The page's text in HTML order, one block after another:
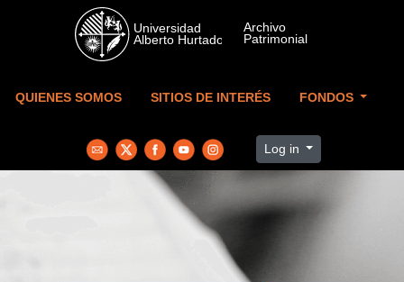
Skip to main content
QUIENES SOMOS SITIOS DE INTERÉS FONDOS
Log in